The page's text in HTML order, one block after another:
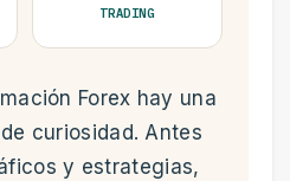
TRADING
Forex hay una
curiosidad. Antes
y estrategias,